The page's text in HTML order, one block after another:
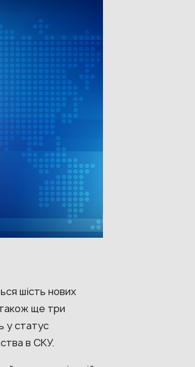
шість нових
також ще три
у статус
в СКУ.